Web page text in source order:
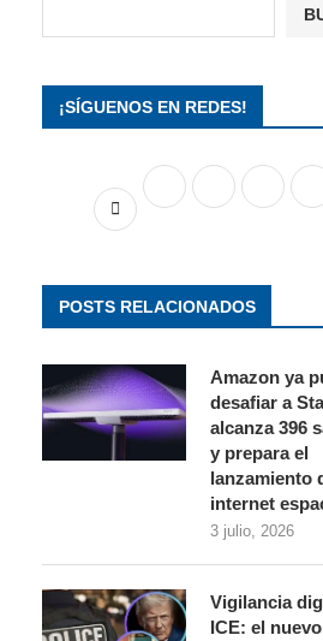
¡SÍGUENOS EN REDES!
POSTS RELACIONADOS
Amazon ya
desafiar a
alcanza 396
y prepara el
lanzamiento
internet
3 julio, 2026
Vigilancia
ICE: el